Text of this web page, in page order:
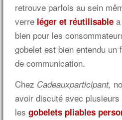
retrouve parfois au sein
verre léger et réutilisable
bien pour les
gobelet est bien entendu
de communication.
Chez Cadeauxparticipant,
avoir discuté avec
lesgobelets pliables